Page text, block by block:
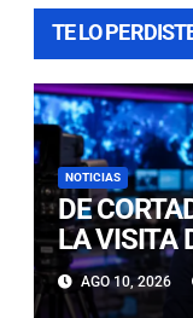
TE LO
NOTICIAS
DE
LA VISITA
PARA
VUELVA A
AGO 10, 2026